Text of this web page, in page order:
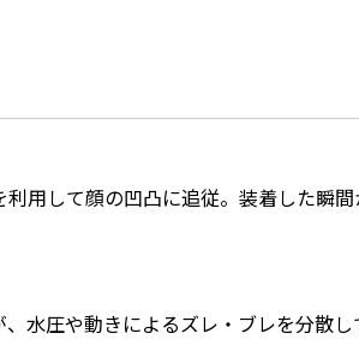
用して顔の凹凸に追従。装着した瞬
水圧や動きによるズレ・ブレを分散